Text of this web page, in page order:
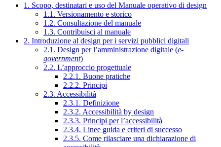
1. Scopo, destinatari e uso del Manuale operativo di design
1.1. Versionamento e storico
1.2. Consultazione del manuale
1.3. Contribuisci al manuale
2. Introduzione al design per i servizi pubblici digitali
2.1. Design per l’amministrazione digitale (e-
government)
2.2. L’approccio progettuale
2.2.1. Buone pratiche
2.2.2. Principi
2.3. Accessibilità
2.3.1. Definizione
2.3.2. Accessibilità by design
2.3.3. Principi per l’accessibilità
2.3.4. Linee guida e criteri di successo
2.3.5. Come rilasciare una dichiarazione di